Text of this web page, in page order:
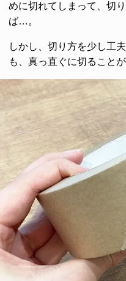
めに切れてしまって、切
ば…。
しかし、切り方を少し工
も、真っ直ぐに切ること